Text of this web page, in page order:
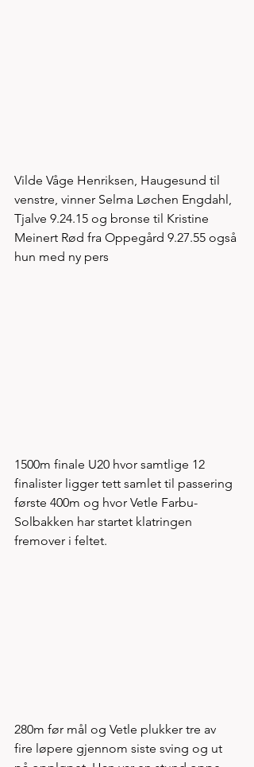
Vilde Våge Henriksen, Haugesund til
venstre, vinner Selma Løchen Engdahl,
Tjalve 9.24.15 og bronse til Kristine
Meinert Rød fra Oppegård 9.27.55 også
hun med ny pers
1500m finale U20 hvor samtlige 12
finalister ligger tett samlet til passering
første 400m og hvor Vetle Farbu-
Solbakken har startet klatringen
fremover i feltet.
280m før mål og Vetle plukker tre av
fire løpere gjennom siste sving og ut